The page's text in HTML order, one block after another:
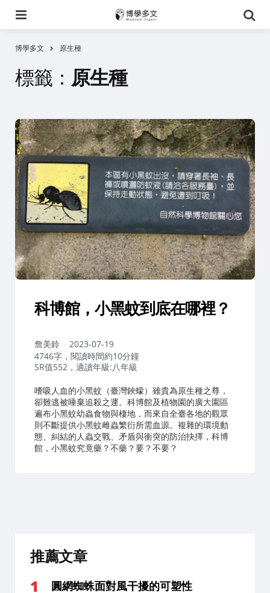
尋
博學多文 原生種
標籤： 原生種
科博館，小黑蚊到底在哪裡？
作
者：
詹美鈴
2023-07-19
4746字，閱讀時間約10分鐘
SR值552，適讀年級:八年級
嗜吸人血的小黑蚊（臺灣鋏蠓）雖貴為原生種之尊，
卻難逃被唾棄追殺之運。科博館及植物園的廣大園區
遍布小黑蚊幼蟲食物與棲地，而來自全臺各地的觀眾
則不斷提供小黑蚊雌蟲繁衍所需血源。複雜的環境動
態、糾結的人蟲交戰、矛盾與衝突的防治抉擇，科博
館，小黑蚊究竟藥？不藥？要？不要？
推薦文章
圓網蜘蛛面對風干擾的可塑性